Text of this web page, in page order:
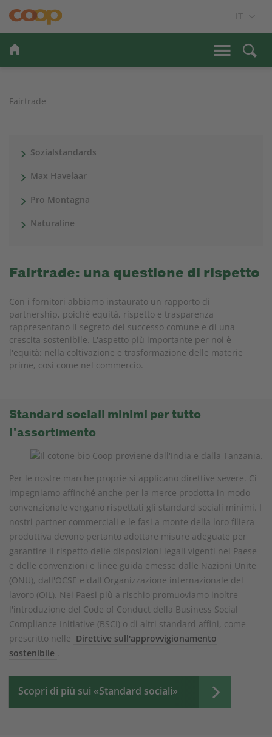
Fairtrade
Sozialstandards
Max Havelaar
Pro Montagna
Naturaline
Fairtrade: una questione di rispetto
Con i fornitori abbiamo instaurato un rapporto di
partnership, poiché equità, rispetto e trasparenza
rappresentano il segreto del successo comune e di una
crescita sostenibile. L'aspetto più importante per noi è
l'equità: nella coltivazione e trasformazione delle materie
prime, così come nel commercio.
Standard sociali minimi per tutto
l'assortimento
Per le nostre marche proprie si applicano direttive severe. Ci
impegniamo affinché anche per la merce prodotta in modo
convenzionale vengano rispettati gli standard sociali minimi. I
nostri partner commerciali e le fasi a monte della loro filiera
produttiva devono pertanto adottare misure adeguate per
garantire il rispetto delle disposizioni legali vigenti nel Paese
e delle convenzioni e linee guida emesse dalle Nazioni Unite
(ONU), dall'OCSE e dall'Organizzazione internazionale del
lavoro (OIL). Nei Paesi più a rischio promuoviamo inoltre
l'introduzione del Code of Conduct della Business Social
Compliance Initiative (BSCI) o di altri standard affini, come
prescritto nelle Direttive sull'approvvigionamento
sostenibile
Scopri di più sui «Standard sociali»